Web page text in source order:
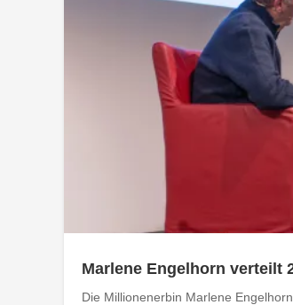
Marlene Engelhorn verteilt
Die Millionenerbin Marlene